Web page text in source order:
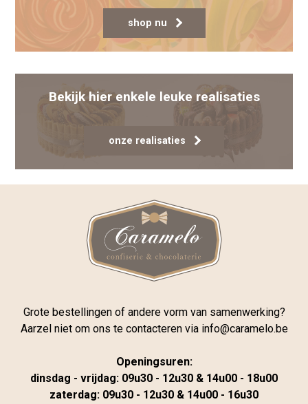
shop nu
Bekijk hier enkele leuke realisaties
onze realisaties
Grote bestellingen of andere vorm van samenwerking?
Aarzel niet om ons te contacteren via info@caramelo.be
Openingsuren:
dinsdag - vrijdag: 09u30 - 12u30 & 14u00 - 18u00
zaterdag: 09u30 - 12u30 & 14u00 - 16u30